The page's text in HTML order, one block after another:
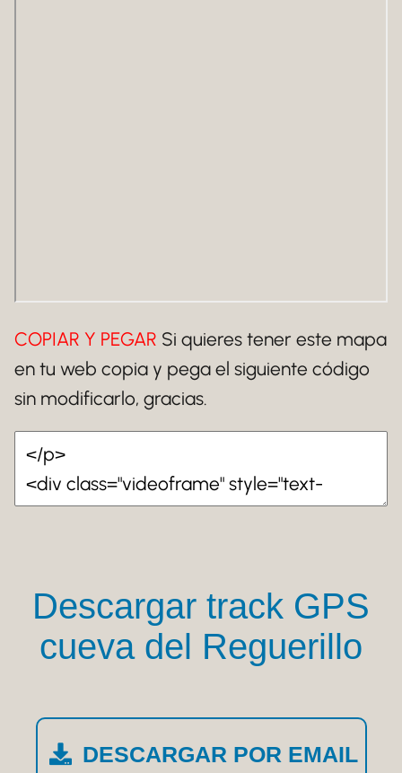
COPIAR Y PEGAR Si quieres tener este mapa
en tu web copia y pega el siguiente código
sin modificarlo, gracias.
Descargar track GPS
cueva del Reguerillo
DESCARGAR POR EMAIL